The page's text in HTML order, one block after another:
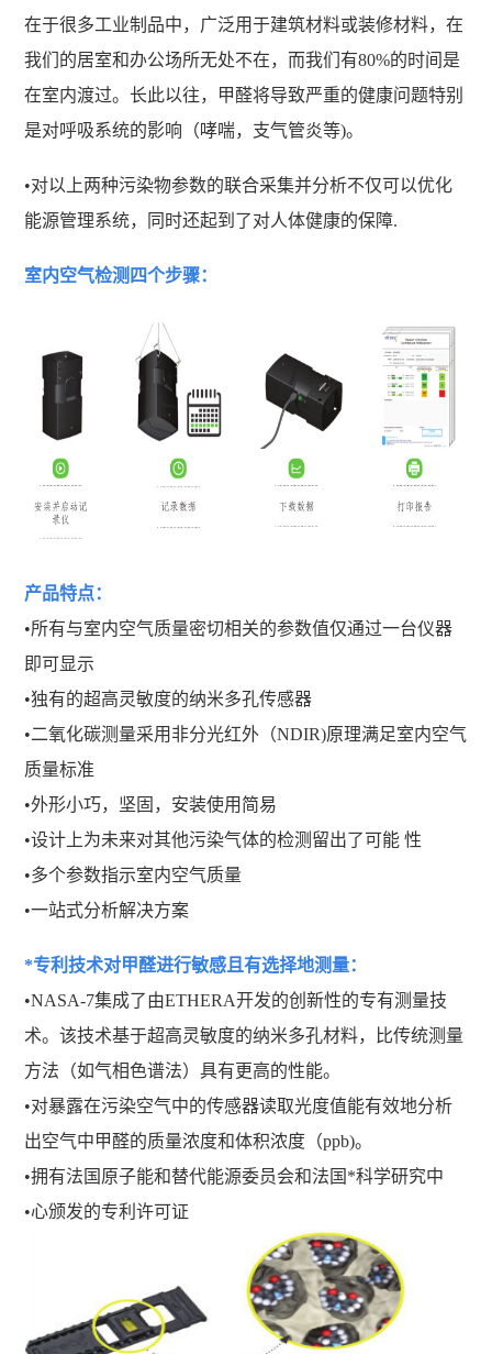
在于很多工业制品中，广泛用于建筑材料或装修材料，在
我们的居室和办公场所无处不在，而我们有80%的时间是
在室内渡过。长此以往，甲醛将导致严重的健康问题特别
是对呼吸系统的影响（哮喘，支气管炎等)。
•对以上两种污染物参数的联合采集并分析不仅可以优化
能源管理系统，同时还起到了对人体健康的保障.
室内空气检测四个步骤：
产品特点：
•所有与室内空气质量密切相关的参数值仅通过一台仪器
即可显示
•独有的超高灵敏度的纳米多孔传感器
•二氧化碳测量采用非分光红外（NDIR)原理满足室内空气
质量标准
•外形小巧，坚固，安装使用简易
•设计上为未来对其他污染气体的检测留出了可能 性
•多个参数指示室内空气质量
•一站式分析解决方案
*专利技术对甲醛进行敏感且有选择地测量：
•NASA-7集成了由ETHERA开发的创新性的专有测量技
术。该技术基于超高灵敏度的纳米多孔材料，比传统测量
方法（如气相色谱法）具有更高的性能。
•对暴露在污染空气中的传感器读取光度值能有效地分析
出空气中甲醛的质量浓度和体积浓度（ppb)。
•拥有法国原子能和替代能源委员会和法国*科学研究中
•心颁发的专利许可证